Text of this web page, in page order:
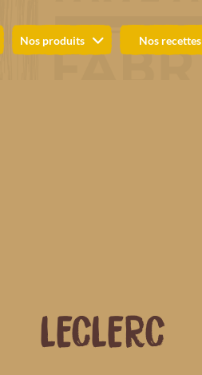
Nos produits Nos recettes
LECLERC